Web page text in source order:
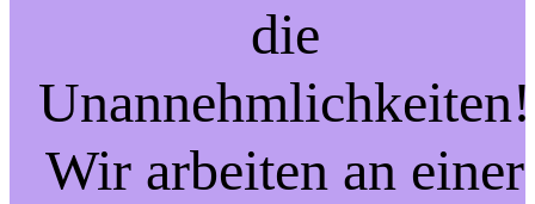
die
Unannehmlichkeiten!
Wir arbeiten an einer